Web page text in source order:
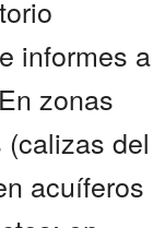
informes a
zonas
del
acuíferos